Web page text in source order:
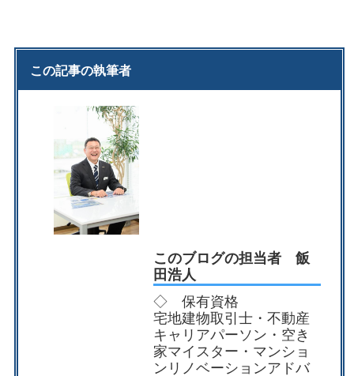
この記事の執筆者
このブログの担当者 飯
田浩人
◇ 保有資格
宅地建物取引士・不動産
キャリアパーソン・空き
家マイスター・マンショ
ンリノベーションアドバ